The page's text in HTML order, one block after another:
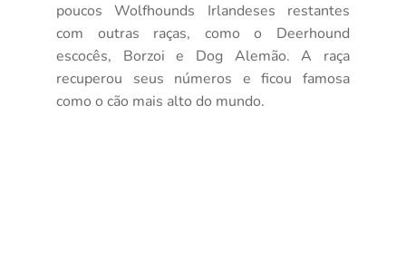
poucos Wolfhounds Irlandeses restantes
com outras raças, como o Deerhound
escocês, Borzoi e Dog Alemão. A raça
recuperou seus números e ficou famosa
como o cão mais alto do mundo.